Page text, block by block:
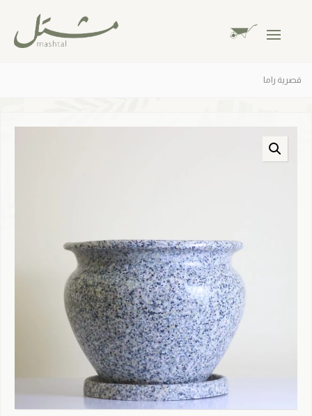
قصرية راما